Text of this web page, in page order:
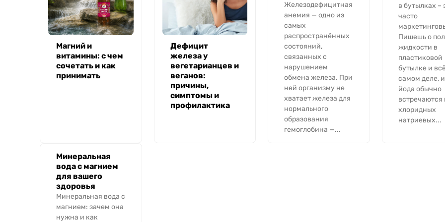
Магний и
витамины: с чем
сочетать и как
принимать
Дефицит
железа у
вегетарианцев и
веганов:
причины,
симптомы и
профилактика
Железодефицитная
анемия — одно из
самых
распространённых
состояний,
связанных с
нарушением
обмена железа. При
ней организму не
хватает железа для
нормального
образования
гемоглобина —...
в бутылках –
часто
Пишешь о
жидкости в
пластиковой
бутылке и
самом деле,
йода обычно
встречаются
хлоридных
натриевых...
Минеральная
вода с магнием
для вашего
здоровья
Минеральная вода с
магнием: зачем она
нужна и как